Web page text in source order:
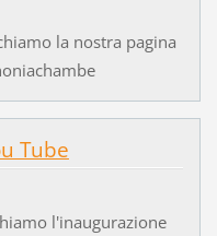
la nostra pagina
Tube
l'inaugurazione